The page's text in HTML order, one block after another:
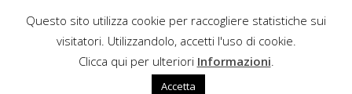
Sotto il contenuto
Questo sito utilizza cookie per raccogliere statistiche sui
visitatori. Utilizzandolo, accetti l'uso di cookie.
Clicca qui per ulteriori Informazioni
Accetta